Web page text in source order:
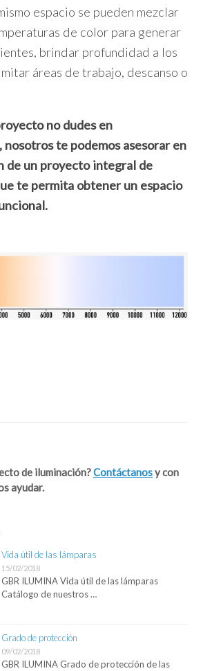
espacio se pueden mezclar
de color para generar
brindar profundidad a los
áreas de trabajo, descanso o
no dudes en
nosotros te podemos asesorar en
de un proyecto integral de
te permita obtener un espacio
de iluminación?Contáctanosy con
ayudar.
Vida útil de las lámparas
15/02/2018
GBR ILUMINA Vida útil de las lámparas
Catálogo de nuestros …
Grado de protección
09/02/2018
GBR ILUMINA Grado de protección de las